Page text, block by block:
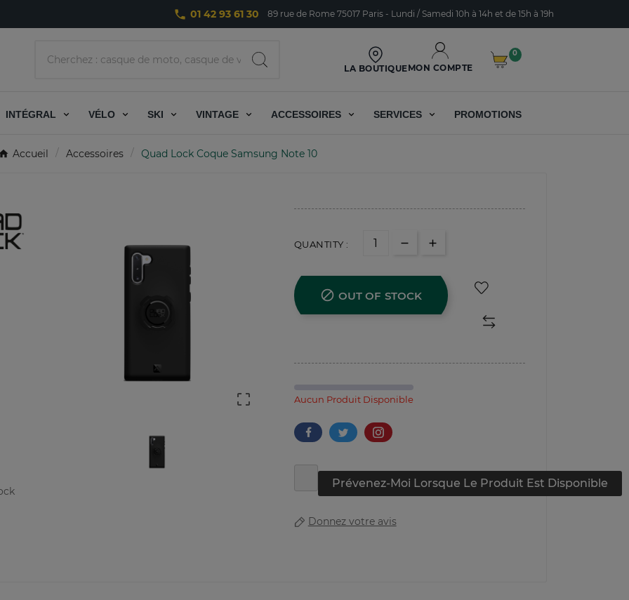
phone 01 42 93 61 30 89 rue de Rome 75017 Paris - Lundi / Samedi 10h à 14h et de 15h à 19h
LA BOUTIQUEMON COMPTE
0
INTÉGRAL VÉLO SKI VINTAGE ACCESSOIRES SERVICES PROMOTIONS
Accueil Accessoires Quad Lock Coque Samsung Note 10

QUANTITY :
 OUT OF STOCK
Aucun Produit Disponible
Prévenez-Moi Lorsque Le Produit Est Disponible
Donnez votre avis